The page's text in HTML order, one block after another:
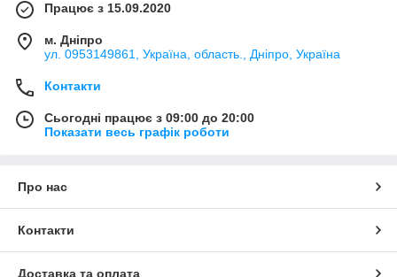
Працює з 15.09.2020
м. Дніпро
ул. 0953149861, Україна, область., Дніпро, Україна
Контакти
Сьогодні працює з 09:00 до 20:00
Показати весь графік роботи
Про нас
Контакти
Доставка та оплата